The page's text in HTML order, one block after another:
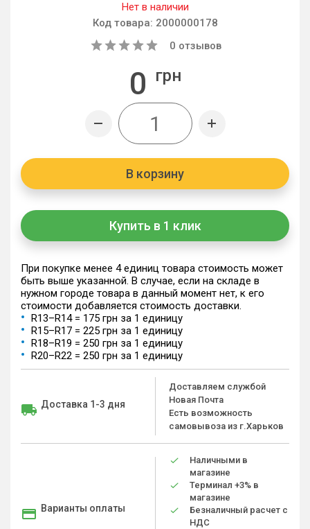
Нет в наличии
Код товара: 2000000178
0 отзывов
0 грн
В корзину
Купить в 1 клик
При покупке менее 4 единиц товара стоимость может
быть выше указанной. В случае, если на складе в
нужном городе товара в данный момент нет, к его
стоимости добавляется стоимость доставки.
R13–R14 = 175 грн за 1 единицу
R15–R17 = 225 грн за 1 единицу
R18–R19 = 250 грн за 1 единицу
R20–R22 = 250 грн за 1 единицу
Доставка 1-3 дня
Доставляем службой
Новая Почта
Есть возможность
самовывоза из г.Харьков
Варианты оплаты
Наличными в
магазине
Терминал +3% в
магазине
Безналичный расчет с
НДС